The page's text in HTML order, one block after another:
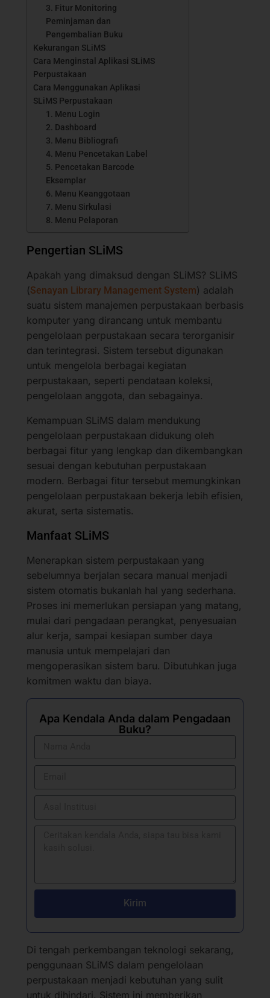
3. Fitur Monitoring
Peminjaman dan
Pengembalian Buku
Kekurangan SLiMS
Cara Menginstal Aplikasi SLiMS
Perpustakaan
Cara Menggunakan Aplikasi
SLiMS Perpustakaan
1. Menu Login
2. Dashboard
3. Menu Bibliografi
4. Menu Pencetakan Label
5. Pencetakan Barcode
Eksemplar
6. Menu Keanggotaan
7. Menu Sirkulasi
8. Menu Pelaporan
Pengertian SLiMS
Apakah yang dimaksud dengan SLiMS? SLiMS
(Senayan Library Management System) adalah
suatu sistem manajemen perpustakaan berbasis
komputer yang dirancang untuk membantu
pengelolaan perpustakaan secara terorganisir
dan terintegrasi. Sistem tersebut digunakan
untuk mengelola berbagai kegiatan
perpustakaan, seperti pendataan koleksi,
pengelolaan anggota, dan sebagainya.
Kemampuan SLiMS dalam mendukung
pengelolaan perpustakaan didukung oleh
berbagai fitur yang lengkap dan dikembangkan
sesuai dengan kebutuhan perpustakaan
modern. Berbagai fitur tersebut memungkinkan
pengelolaan perpustakaan bekerja lebih efisien,
akurat, serta sistematis.
Manfaat SLiMS
Menerapkan sistem perpustakaan yang
sebelumnya berjalan secara manual menjadi
sistem otomatis bukanlah hal yang sederhana.
Proses ini memerlukan persiapan yang matang,
mulai dari pengadaan perangkat, penyesuaian
alur kerja, sampai kesiapan sumber daya
manusia untuk mempelajari dan
mengoperasikan sistem baru. Dibutuhkan juga
komitmen waktu dan biaya.
Apa Kendala Anda dalam Pengadaan
Buku?
Kirim
Di tengah perkembangan teknologi sekarang,
penggunaan SLiMS dalam pengelolaan
perpustakaan menjadi kebutuhan yang sulit
untuk dihindari. Sistem ini memberikan